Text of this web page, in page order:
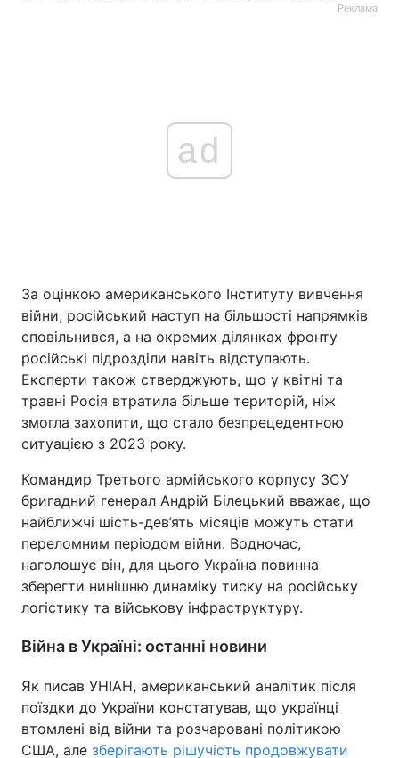
Реклама
ad
За оцінкою американського Інституту вивчення
війни, російський наступ на більшості напрямків
сповільнився, а на окремих ділянках фронту
російські підрозділи навіть відступають.
Експерти також стверджують, що у квітні та
травні Росія втратила більше територій, ніж
змогла захопити, що стало безпрецедентною
ситуацією з 2023 року.
Командир Третього армійського корпусу ЗСУ
бригадний генерал Андрій Білецький вважає, що
найближчі шість-дев’ять місяців можуть стати
переломним періодом війни. Водночас,
наголошує він, для цього Україна повинна
зберегти нинішню динаміку тиску на російську
логістику та військову інфраструктуру.
Війна в Україні: останні новини
Як писав УНІАН, американський аналітик після
поїздки до України констатував, що українці
втомлені від війни та розчаровані політикою
США, але зберігають рішучість продовжувати